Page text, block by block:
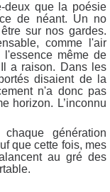
deux que la poésie
de néant. Un no
sur nos gardes.
comme l'air
même de
a raison. Dans les
disaient de la
n'a donc pas
horizon. L’inconnu
génération
que cette fois, mes
au gré des